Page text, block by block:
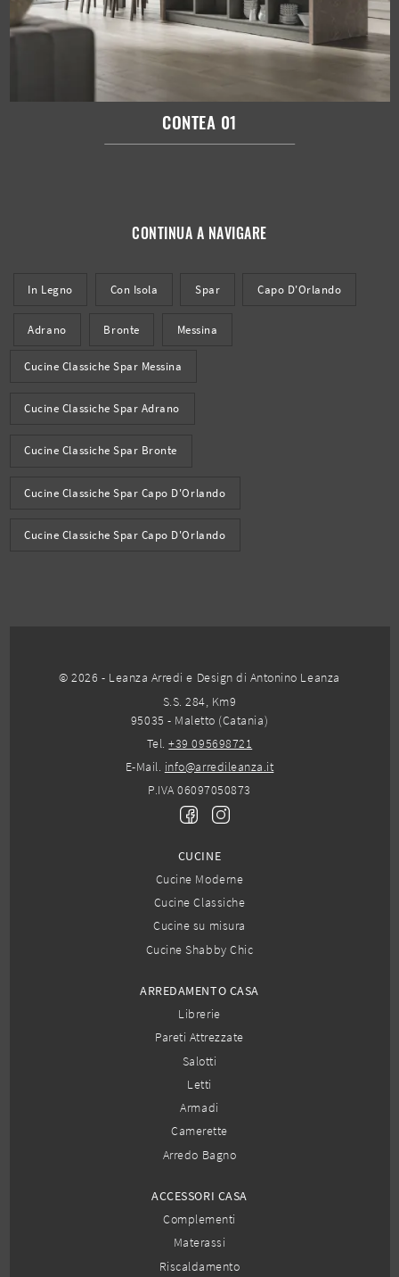
CONTEA 01
CONTINUA A NAVIGARE
In Legno Con Isola Spar Capo D'Orlando
Adrano Bronte Messina
Cucine Classiche Spar Messina
Cucine Classiche Spar Adrano
Cucine Classiche Spar Bronte
Cucine Classiche Spar Capo D'Orlando
Cucine Classiche Spar Capo D'Orlando
© 2026 - Leanza Arredi e Design di Antonino Leanza
S.S. 284, Km9
95035 - Maletto (Catania)
Tel.+39 095698721
E-Mail. info@arredileanza.it
P.IVA 06097050873
CUCINE
Cucine Moderne
Cucine Classiche
Cucine su misura
Cucine Shabby Chic
ARREDAMENTO CASA
Librerie
Pareti Attrezzate
Salotti
Letti
Armadi
Camerette
Arredo Bagno
ACCESSORI CASA
Complementi
Materassi
Riscaldamento